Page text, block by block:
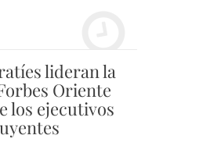
lideran la
Oriente
los ejecutivos